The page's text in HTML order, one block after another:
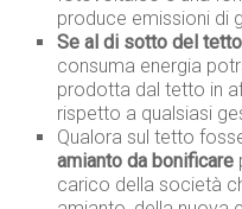
produce emissioni di
Se al di sotto del
consuma energia
prodotta dal tetto in
rispetto a qualsiasi
Qualora sul tetto
amianto da bonificare
carico della società